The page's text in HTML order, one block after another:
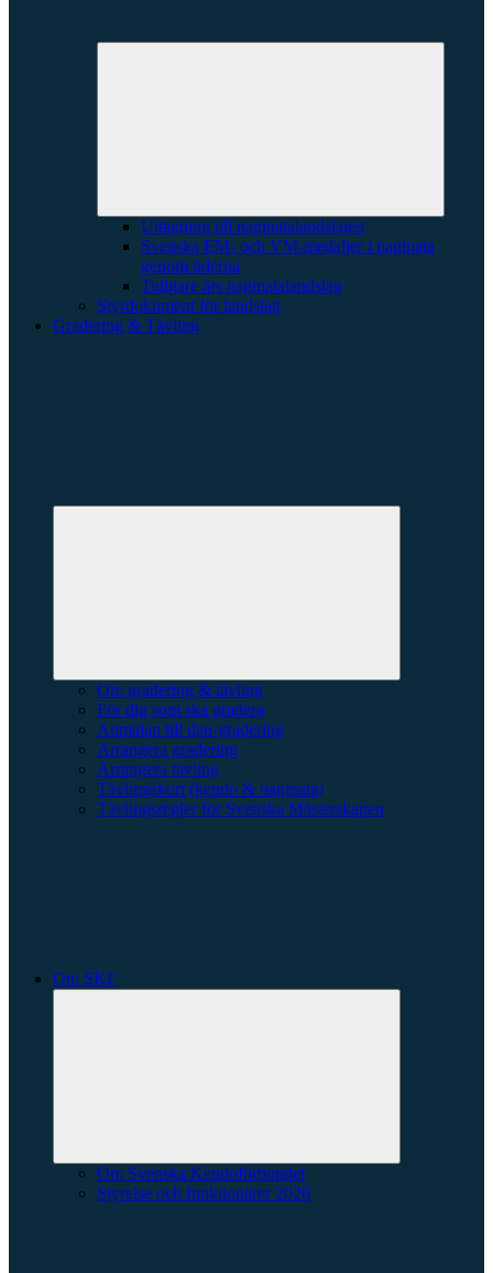
Uttagning till naginatalandslaget
Svenska EM- och VM-medaljer i naginata
genom tiderna
Tidigare års naginatalandslag
Styrdokument för landslag
Gradering & Tävling
Om gradering & tävling
För dig som ska gradera
Anmälan till dan-gradering
Arrangera gradering
Arrangera tävling
Tävlingskort (kendo & naginata)
Tävlingsregler för Svenska Mästerskapen
Om SKF
Om Svenska Kendoförbundet
Styrelse och funktionärer 2026